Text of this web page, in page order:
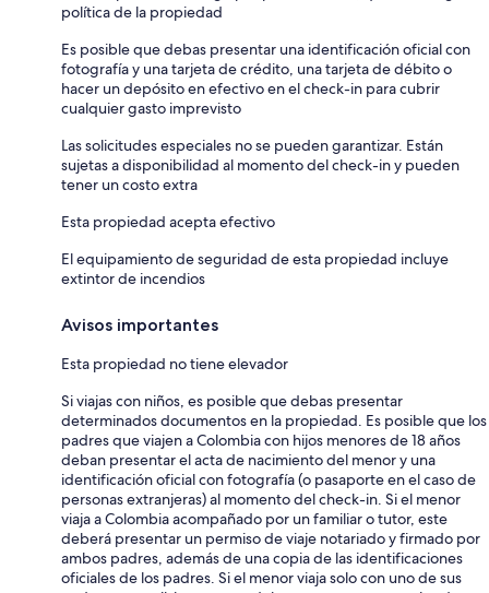
política de la propiedad
Es posible que debas presentar una identificación oficial con
fotografía y una tarjeta de crédito, una tarjeta de débito o
hacer un depósito en efectivo en el check-in para cubrir
cualquier gasto imprevisto
Las solicitudes especiales no se pueden garantizar. Están
sujetas a disponibilidad al momento del check-in y pueden
tener un costo extra
Esta propiedad acepta efectivo
El equipamiento de seguridad de esta propiedad incluye
extintor de incendios
Avisos importantes
Esta propiedad no tiene elevador
Si viajas con niños, es posible que debas presentar
determinados documentos en la propiedad. Es posible que los
padres que viajen a Colombia con hijos menores de 18 años
deban presentar el acta de nacimiento del menor y una
identificación oficial con fotografía (o pasaporte en el caso de
personas extranjeras) al momento del check-in. Si el menor
viaja a Colombia acompañado por un familiar o tutor, este
deberá presentar un permiso de viaje notariado y firmado por
ambos padres, además de una copia de las identificaciones
oficiales de los padres. Si el menor viaja solo con uno de sus